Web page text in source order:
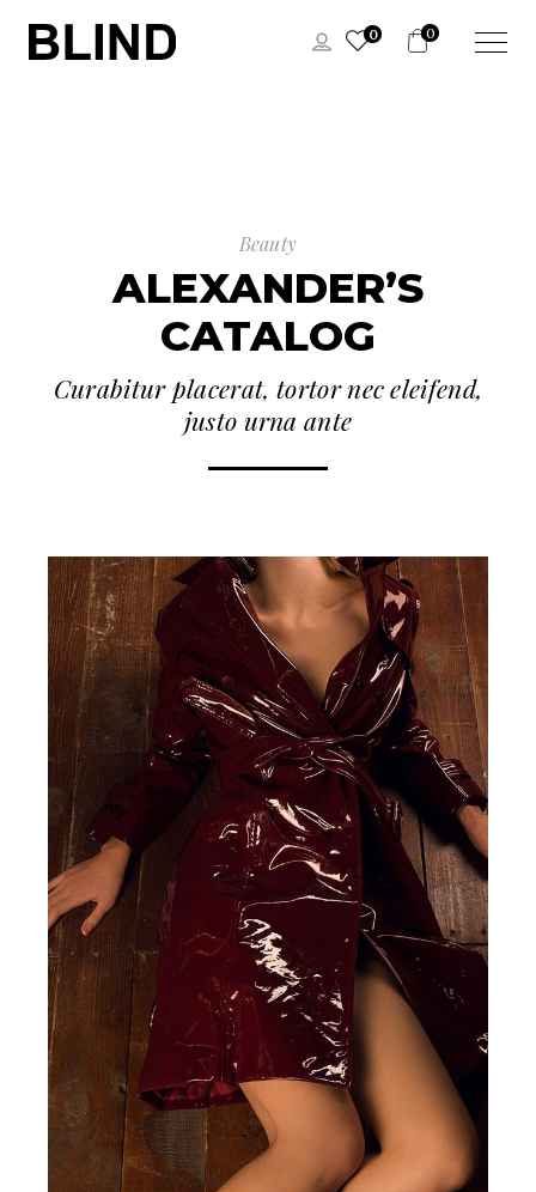
0 0
Beauty
ALEXANDER’S
CATALOG
Curabitur placerat, tortor nec eleifend,
justo urna ante